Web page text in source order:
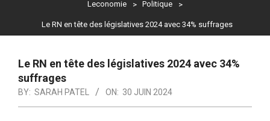
Leconomie > Politique >
Le RN en tête des législatives 2024 avec 34% suffrages
Le RN en tête des législatives 2024 avec 34%
suffrages
BY: SARAH PATEL ON: 30 JUIN 2024